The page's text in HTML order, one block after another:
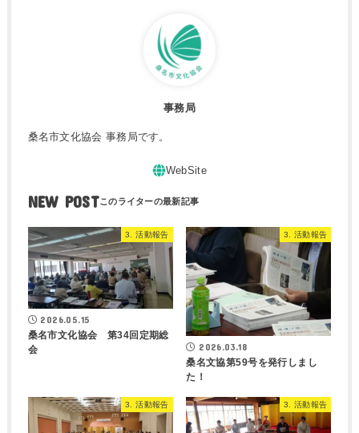
事務局
桑名市文化協会 事務局です。
NEW POST
3. 活動報告
2026.05.15
桑名市文化協会 第34回定期総
会
3. 活動報告
2026.03.18
桑名文協第59号を発行しまし
た！
3. 活動報告 3. 活動報告